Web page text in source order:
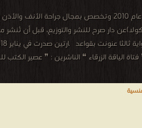
عمرو عبد الحميد - عمرو عبد الحميد كاتب مصري من مواليد قرية البهو فريك – محافظة الدقهلية 1987 ، تخرج في كلية طب
وفي أكتوبر 2010 صدرت له أولى رواياته الطويلة (أرض زيكولا)عن دار صرح للنشر
الياقة الزرقاء ❝ الناشرين : ❞ عصير الكتب